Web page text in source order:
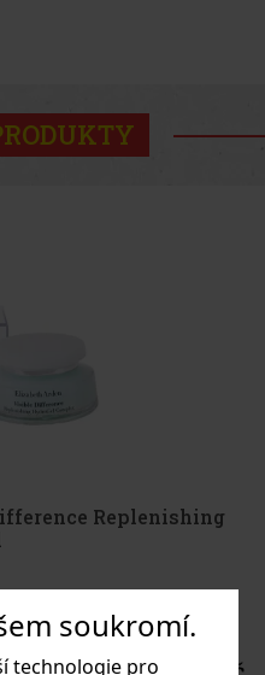
soukromí.
technologie pro